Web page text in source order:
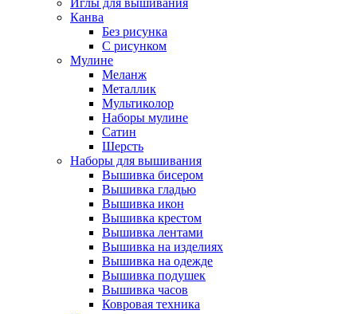
Иглы для вышивания
Канва
Без рисунка
С рисунком
Мулине
Меланж
Металлик
Мультиколор
Наборы мулине
Сатин
Шерсть
Наборы для вышивания
Вышивка бисером
Вышивка гладью
Вышивка икон
Вышивка крестом
Вышивка лентами
Вышивка на изделиях
Вышивка на одежде
Вышивка подушек
Вышивка часов
Ковровая техника